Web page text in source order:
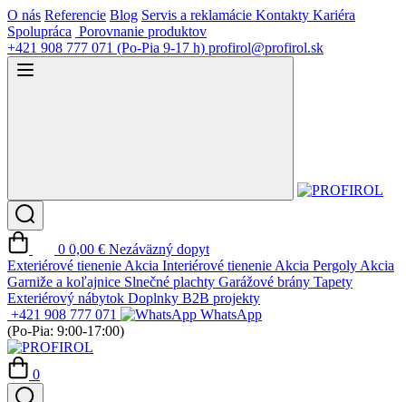
O nás Referencie Blog Servis a reklamácie Kontakty Kariéra
Spolupráca Porovnanie produktov
+421 908 777 071 (Po-Pia 9-17 h) profirol@profirol.sk
0 0,00 € Nezáväzný dopyt
Exteriérové tienenie Akcia Interiérové tienenie Akcia Pergoly Akcia
Garniže a koľajnice Slnečné plachty Garážové brány Tapety
Exteriérový nábytok Doplnky B2B projekty
+421 908 777 071
WhatsApp
(Po-Pia: 9:00-17:00)
0